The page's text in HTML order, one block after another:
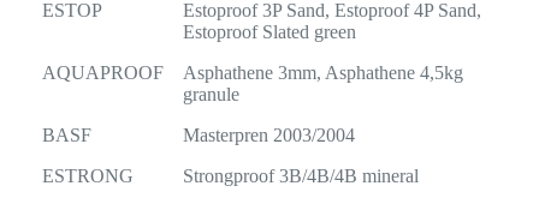
ESTOP
Estoproof 3P Sand, Estoproof 4P Sand,
Estoproof Slated green
AQUAPROOF
Asphathene 3mm, Asphathene 4,5kg
granule
BASF
Masterpren 2003/2004
ESTRONG
Strongproof 3B/4B/4B mineral